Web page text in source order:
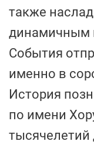
также
динамичным
События
именно в
История
по имени
тысячелетий